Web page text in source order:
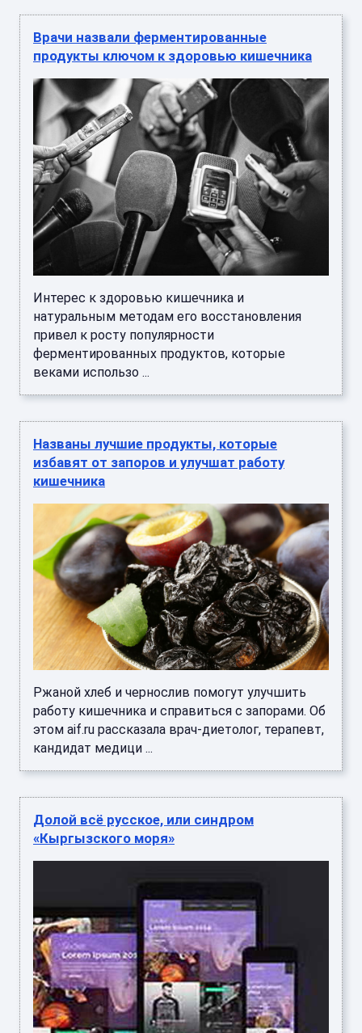
Врачи назвали ферментированные
продукты ключом к здоровью кишечника
Интерес к здоровью кишечника и
натуральным методам его восстановления
привел к росту популярности
ферментированных продуктов, которые
веками использо ...
Названы лучшие продукты, которые
избавят от запоров и улучшат работу
кишечника
Ржаной хлеб и чернослив помогут улучшить
работу кишечника и справиться с запорами. Об
этом aif.ru рассказала врач-диетолог, терапевт,
кандидат медици ...
Долой всё русское, или синдром
«Кыргызского моря»